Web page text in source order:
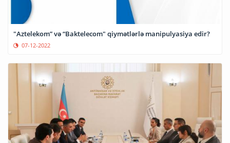
"Aztelekom” və “Baktelecom" qiymətlərlə manipulyasiya edir?
07-12-2022